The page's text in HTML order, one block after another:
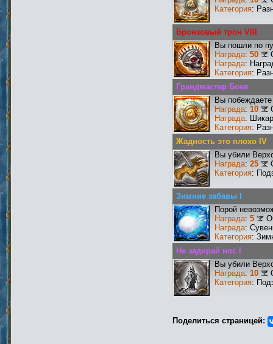
Категория:
Бронзовый трон VIII
Вы пошли по
Награда: 50
Награда:
Категория:
Грандмастер Боев
Вы
Награда: 10
Награда:
Категория:
Жадность это плохо IV
Вы убили
Награда: 25
Категория:
Зимние забавы I
Порой
Награда: 5
Награда:
Категория:
Не задирай нос I
Вы убили
Награда: 10
Категория:
Поделиться страницей: